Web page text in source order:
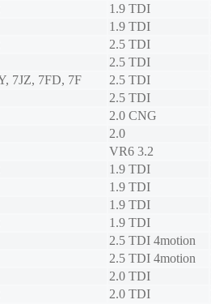
1.9 TDI
1.9 TDI
2.5 TDI
2.5 TDI
7JZ, 7FD, 7F 2.5 TDI
2.5 TDI
2.0 CNG
2.0
VR6 3.2
1.9 TDI
1.9 TDI
1.9 TDI
1.9 TDI
2.5 TDI 4motion
2.5 TDI 4motion
2.0 TDI
2.0 TDI